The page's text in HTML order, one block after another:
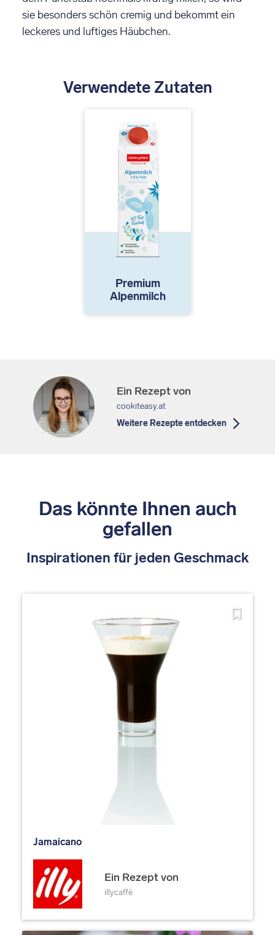
sie besonders schön cremig und bekommt ein
leckeres und luftiges Häubchen.
Verwendete Zutaten
Premium
Alpenmilch
Ein Rezept von
cookiteasy.at
Weitere Rezepte entdecken
Das könnte Ihnen auch
gefallen
Inspirationen für jeden Geschmack
Jamaicano
Ein Rezept von
illycaffè